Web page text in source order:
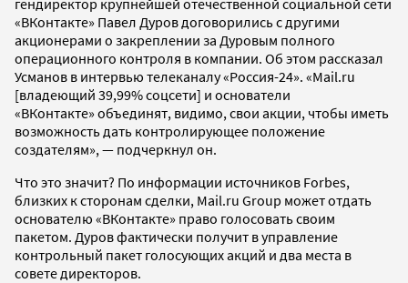
«ВКонтакте» Павел Дуров договорились с другими
акционерами о закреплении за Дуровым полного
операционного контроля в компании. Об этом рассказал
Усманов в интервью телеканалу «Россия-24». «Mail.ru
[владеющий 39,99% соцсети] и основатели
«ВКонтакте» объединят, видимо, свои акции, чтобы иметь
возможность дать контролирующее положение
создателям», — подчеркнул он.
Что это значит? По информации источников Forbes,
близких к сторонам сделки, Mail.ru Group может отдать
основателю «ВКонтакте» право голосовать своим
пакетом. Дуров фактически получит в управление
контрольный пакет голосующих акций и два места в
совете директоров.